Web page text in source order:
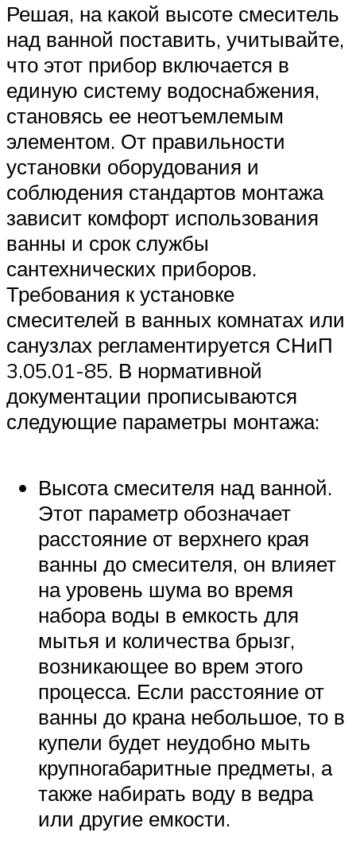
Решая, на какой высоте смеситель
над ванной поставить, учитывайте,
что этот прибор включается в
единую систему водоснабжения,
становясь ее неотъемлемым
элементом. От правильности
установки оборудования и
соблюдения стандартов монтажа
зависит комфорт использования
ванны и срок службы
сантехнических приборов.
Требования к установке
смесителей в ванных комнатах или
санузлах регламентируется СНиП
3.05.01-85. В нормативной
документации прописываются
следующие параметры монтажа:
Высота смесителя над ванной.
Этот параметр обозначает
расстояние от верхнего края
ванны до смесителя, он влияет
на уровень шума во время
набора воды в емкость для
мытья и количества брызг,
возникающее во врем этого
процесса. Если расстояние от
ванны до крана небольшое, то в
купели будет неудобно мыть
крупногабаритные предметы, а
также набирать воду в ведра
или другие емкости.